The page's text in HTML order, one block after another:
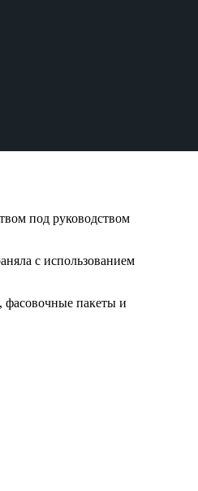
под руководством
с использованием
фасовочные пакеты и